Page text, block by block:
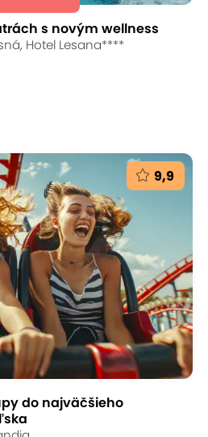
s novým wellness
Hotel Lesana****
9,9
do najväčšieho